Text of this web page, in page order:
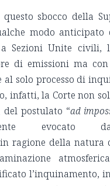
questo sbocco della
modo anticipato
Sezioni Unite civili,
di emissioni ma
al solo processo di
infatti, la Corte non
postulato “ad
evocato
ragione della natura
l’inquinamento,